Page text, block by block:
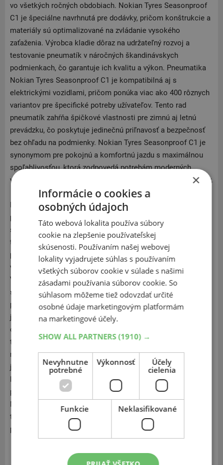
vo všetkých ročných obdobiach. Nokian Tyres Seasonproof
C1 je špeciálne navrhnutá pre dodávky, pričom konštrukcie a
materiály sú optimalizované na zvládanie vysokého
zaťaženia. Výrobca kladie dôraz na udržateľný rozvoj a
testovanie pneumatík v náročných škandinávskych
podmienkach, čo garantuje ich kvalitu a výkon. Pneumatika
Nokian Tyres Seasonproof C1 je kompatibilná aj s
elektrickými vozidlami, pričom ponúka viac ako 400 rôznych
variantov pre špecifické potreby užívateľov. Tento rad
pneumatík zahŕňa špičkové vlastnosti pre zimnú aj letnú
prevádzku, čo poskytuje jedinečnú priľnavosť a bezpečnosť
bez ohľadu na podmienky. Nokian Tyres Seasonproof C1 je
synonymom pre pokojnú a komfortnú jazdu s maximálnou
spoľahlivosťou, ktorá zodpovedá potrebám moderných
vodičov hľadajúcich kvalitné a ekologicky šetrné pneumatiky.
Nokian sa stal špecialistom a odborníkom na zimné
pneumatiky hlavne vďaka svojim dlhoročným skúsenostiam
s tvrdou severskou zimou. Firma Nokian ako prvá uviedla na
trh zimnú pneumatiku s hodnotami AA v spotrebe paliva a
priľnavosti na mokrej vozovke. Pneumatiky Nokian sa
vyrábajú pre osobné vozidlá, ľahké nákladné autá aj stroje.
Vďaka testom pneumatík v extrémnych podmienkach je o
spoločnosti Nokian známe, že je špecialistom na
pneumatiky do náročného prostredia. Zameriavajú sa na
jazdu v extrémnych podmienkach naprieč všetkými ročnými
obdobiami a aj ich letné pneumatiky pravidelne vyhrávajú
testy. Nokian patrí medzi pár výrobcov, ktorí vyrábajú
nahrotované gumy na zimnú prevádzku. Ďalšie centrum má v
južnom Fínsku, kde pre zmenu testuje pneumatiky určené na
letnú prevádzku. Pokiaľ jazdíte často horskými oblasťami,
potom sú pre vás pneumatiky Nokian tou najlepšou voľbou.
Na severe Fínska za polárnym kruhom si postavil moderné
testovacie centrum, kde prebiehajú testy najnovších
pneumatík v drsných prírodných podmienkach.
Zobraziť v eshope
×
Informácie o cookies a
osobných údajoch
Táto webová lokalita používa súbory
cookie na zlepšenie používateľskej
skúsenosti. Používaním našej webovej
lokality vyjadrujete súhlas s používaním
všetkých súborov cookie v súlade s našimi
zásadami používania súborov cookie. So
súhlasom môžeme tiež odovzdať určité
osobné údaje marketingovým platformám
na marketingové účely.
SHOW ALL PARTNERS(1910) →
Nevyhnutne
potrebné
Výkonnosť
Účely
cielenia
Funkcie Neklasifikované